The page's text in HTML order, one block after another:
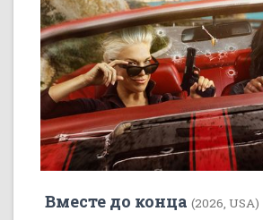
Вместе до конца (2026, USA)